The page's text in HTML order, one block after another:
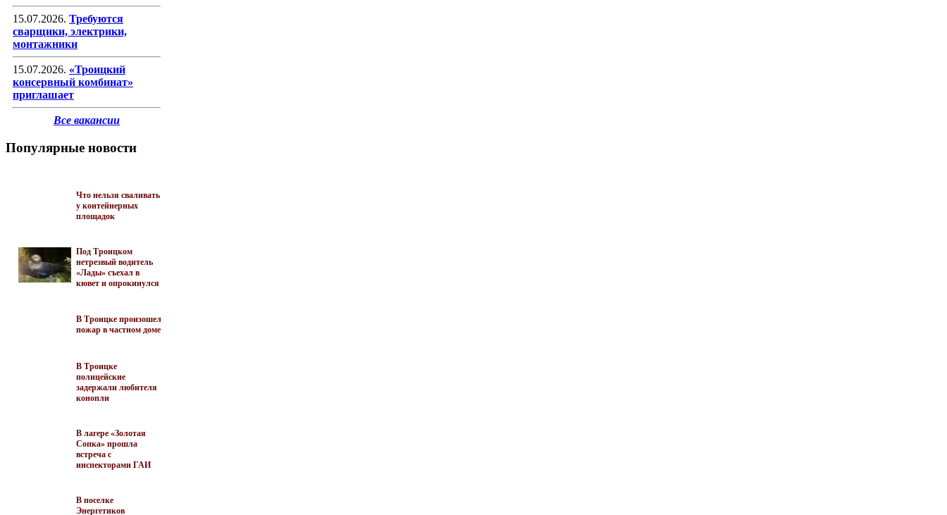
15.07.2026. Требуются
сварщики, электрики,
монтажники
15.07.2026. «Троицкий
консервный комбинат»
приглашает
Все вакансии
Популярные новости
Что нельзя сваливать
у контейнерных
площадок
Под Троицком
нетрезвый водитель
«Лады» съехал в
кювет и опрокинулся
В Троицке произошел
пожар в частном доме
В Троицке
полицейские
задержали любителя
конопли
В лагере «Золотая
Сопка» прошла
встреча с
инспекторами ГАИ
В поселке
Энергетиков